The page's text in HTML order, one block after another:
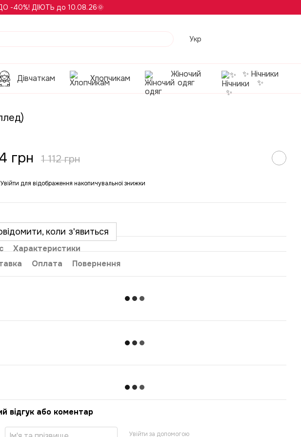
-40%! ДІЮТЬ до 10.08.26🌞
Укр
Дівчаткам Хлопчикам
Жіночий
одяг
✨ Нічники
✨
грн 1 112 грн
Увійти для відображення накопичувальної знижки
коли з'явиться
Характеристики
Оплата Повернення
відгук або коментар
Увійти за допомогою